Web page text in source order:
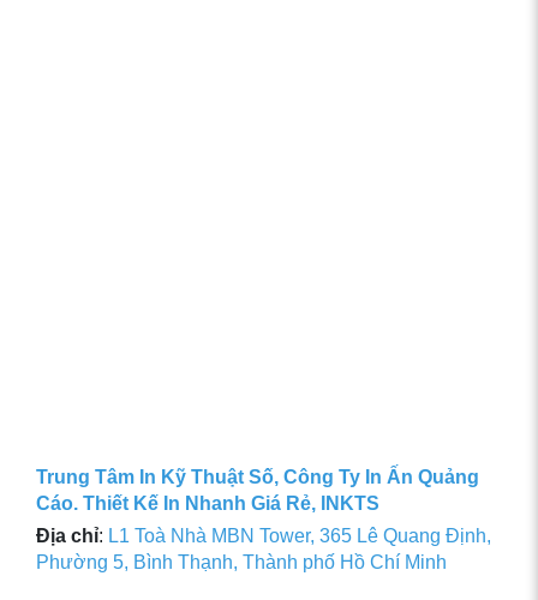
Trung Tâm In Kỹ Thuật Số, Công Ty In Ấn Quảng
Cáo. Thiết Kế In Nhanh Giá Rẻ, INKTS
Địa chỉ: L1 Toà Nhà MBN Tower, 365 Lê Quang Định,
Phường 5, Bình Thạnh, Thành phố Hồ Chí Minh